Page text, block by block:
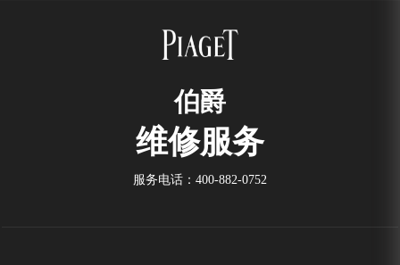
伯爵
维修服务
服务电话： 400-882-0752